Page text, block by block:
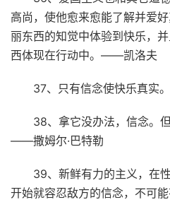
高尚，使他愈来愈能了解并爱
丽东西的知觉中体验到快乐，
西体现在行动中。——凯洛夫
37、只有信念使快乐真实
38、拿它没办法，信念。
——撒姆尔·巴特勒
39、新鲜有力的主义，在
开始就容忍敌方的信念，不可